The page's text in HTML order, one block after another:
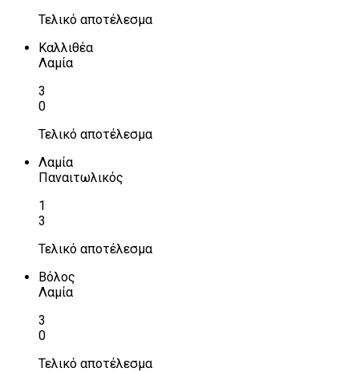
Τελικό αποτέλεσμα
Καλλιθέα
Λαμία
3
0
Τελικό αποτέλεσμα
Λαμία
Παναιτωλικός
1
3
Τελικό αποτέλεσμα
Βόλος
Λαμία
3
0
Τελικό αποτέλεσμα